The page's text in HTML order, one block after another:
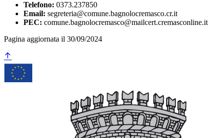
Telefono: 0373.237850
Email: segreteria@comune.bagnolocremasco.cr.it
PEC: comune.bagnolocremasco@mailcert.cremasconline.it
Pagina aggiornata il 30/09/2024